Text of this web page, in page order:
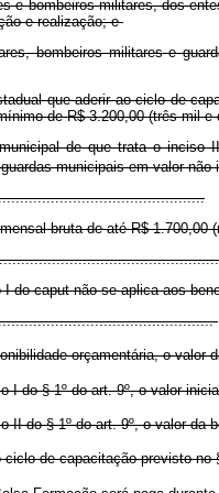
e bombeiros militares, dos
e realização; e
bombeiros militares e
que aderir ao ciclo de
de R$ 3.200,00 (três mil
de que trata o inciso
municipaisem valor não
bruta de até R$
do caput não se aplica aos
orçamentária, o
I do § 1ºdo art. 9º, o valor
II do § 1ºdo art. 9º, o valor da
de capacitação previsto no